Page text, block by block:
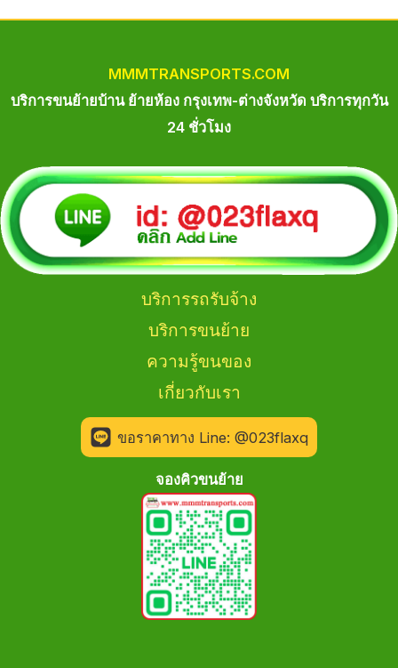
MMMTRANSPORTS.COM
บริการขนย้ายบ้าน ย้ายห้อง กรุงเทพ-ต่างจังหวัด บริการทุกวัน
24 ชั่วโมง
บริการรถรับจ้าง
บริการขนย้าย
ความรู้ขนของ
เกี่ยวกับเรา
ขอราคาทาง Line: @023flaxq
จองคิวขนย้าย